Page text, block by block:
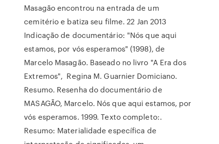
Masagão encontrou na entrada de um
cemitério e batiza seu filme. 22 Jan 2013
Indicação de documentário: "Nós que aqui
estamos, por vós esperamos" (1998), de
Marcelo Masagão. Baseado no livro "A Era dos
Extremos", Regina M. Guarnier Domiciano.
Resumo. Resenha do documentário de
MASAGÃO, Marcelo. Nós que aqui estamos, por
vós esperamos. 1999. Texto completo:.
Resumo: Materialidade específica de